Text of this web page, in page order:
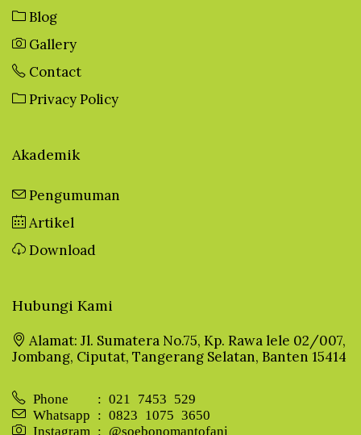
Blog
Gallery
Contact
Privacy Policy
Akademik
Pengumuman
Artikel
Download
Hubungi Kami
Alamat: Jl. Sumatera No.75, Kp. Rawa lele 02/007,
Jombang, Ciputat, Tangerang Selatan, Banten 15414
Phone : 021 7453 529
Whatsapp : 0823 1075 3650
Instagram : @soebonomantofani